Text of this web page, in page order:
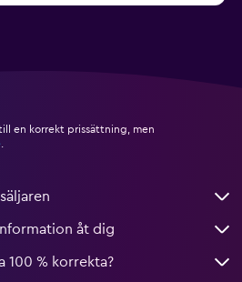
en korrekt prissättning, men
åt dig
100 % korrekta?